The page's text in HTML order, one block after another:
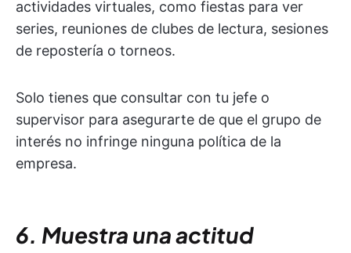
actividades virtuales, como fiestas para ver
series, reuniones de clubes de lectura, sesiones
de repostería o torneos.
Solo tienes que consultar con tu jefe o
supervisor para asegurarte de que el grupo de
interés no infringe ninguna política de la
empresa.
6. Muestra una actitud